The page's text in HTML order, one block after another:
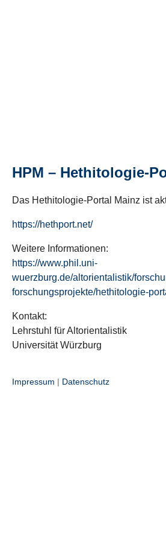
HPM – Hethitologie-
Das Hethitologie-Portal Mainz ist
https://hethport.net/
Weitere Informationen:
https://www.phil.uni-
wuerzburg.de/altorientalistik/
forschungsprojekte/hethitologie-
Kontakt:
Lehrstuhl für Altorientalistik
Universität Würzburg
Impressum | Datenschutz